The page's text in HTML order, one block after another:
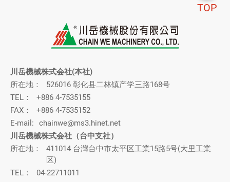
川岳機械株式会社(本社)
所在地：
526016 彰化县二林镇产学三路168号
TEL：
+886 4-7535155
FAX：
+886 4-7535152
E-mail:
chainwe@ms3.hinet.net
川岳機械株式会社（台中支社）
所在地：
411014 台灣台中市太平区工業15路5号(大里工業
区)
TEL：
04-22711011
TOP